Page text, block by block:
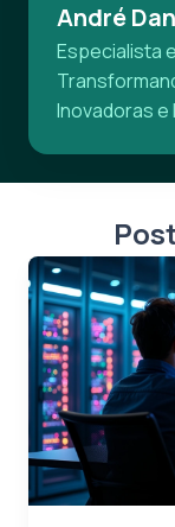
André
Especialista
Inovadoras